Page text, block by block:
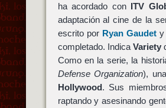
ha acordado con ITV
adaptación al cine de la
escrito por Ryan Gaudet
completado. Indica Variety
Como en la serie, la
Defense Organization),
Hollywood. Sus
raptando y asesinando